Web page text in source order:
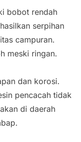
bobot rendah
serpihan
campuran.
meski ringan.
dan korosi.
pencacah tidak
di daerah